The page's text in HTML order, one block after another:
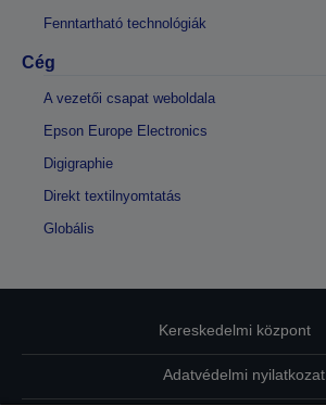
Fenntartható technológiák
Cég
A vezetői csapat weboldala
Epson Europe Electronics
Digigraphie
Direkt textilnyomtatás
Globális
Kereskedelmi központ
Adatvédelmi nyilatkozat